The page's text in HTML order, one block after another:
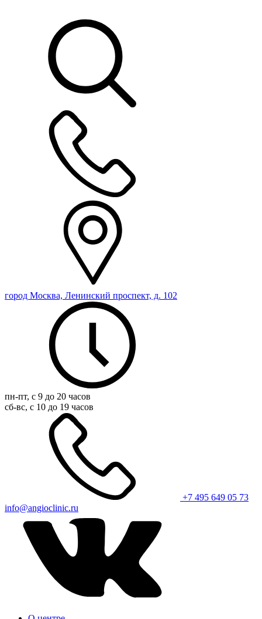
город Москва, Ленинский проспект, д. 102
пн-пт, с 9 до 20 часов
сб-вс, с 10 до 19 часов
+7 495 649 05 73
info@angioclinic.ru